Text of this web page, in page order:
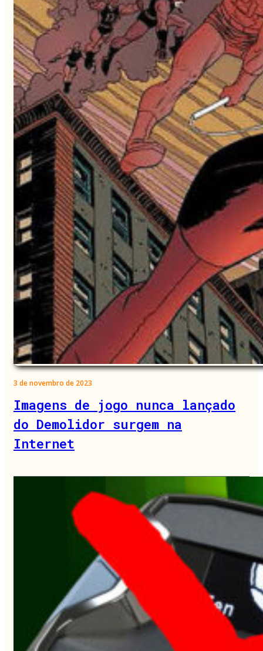
3 de novembro de 2023
Imagens de jogo nunca lançado
do Demolidor surgem na
Internet